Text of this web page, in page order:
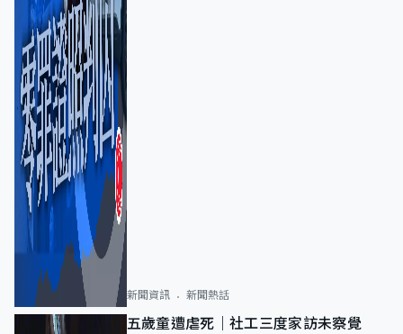
新聞資訊 新聞熱話
五歲童遭虐死｜社工三度家訪未察覺